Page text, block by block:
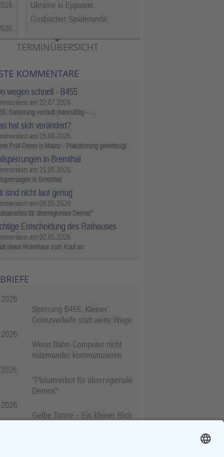
Ukraine in Eppstein
Gusbacher Spielerunde
TERMINÜBERSICHT
KOMMENTARE
wegen schnell - B455
am 22.07.2026
Sanierung verläuft planmäßig – …
hat sich verändert?
am 15.06.2026
Prüf-Demo in Mainz - Plakatierung genehmigt
in Bremthal
am 21.05.2026
in Bremthal
sind nicht laut genug
am 08.05.2026
für überregionale Demos"
Entscheidung des Rathauses
am 02.05.2026
bietet Wohnhaus zum Kauf an
Sperrung B455: Kleiner
Grenzverkehr statt weite Wege
Wenn Bahn-Computer nicht
miteinander kommunizieren
"Plakatverbot für überregionale
Demos"
Gelbe Tonne – Ein kleiner Blick